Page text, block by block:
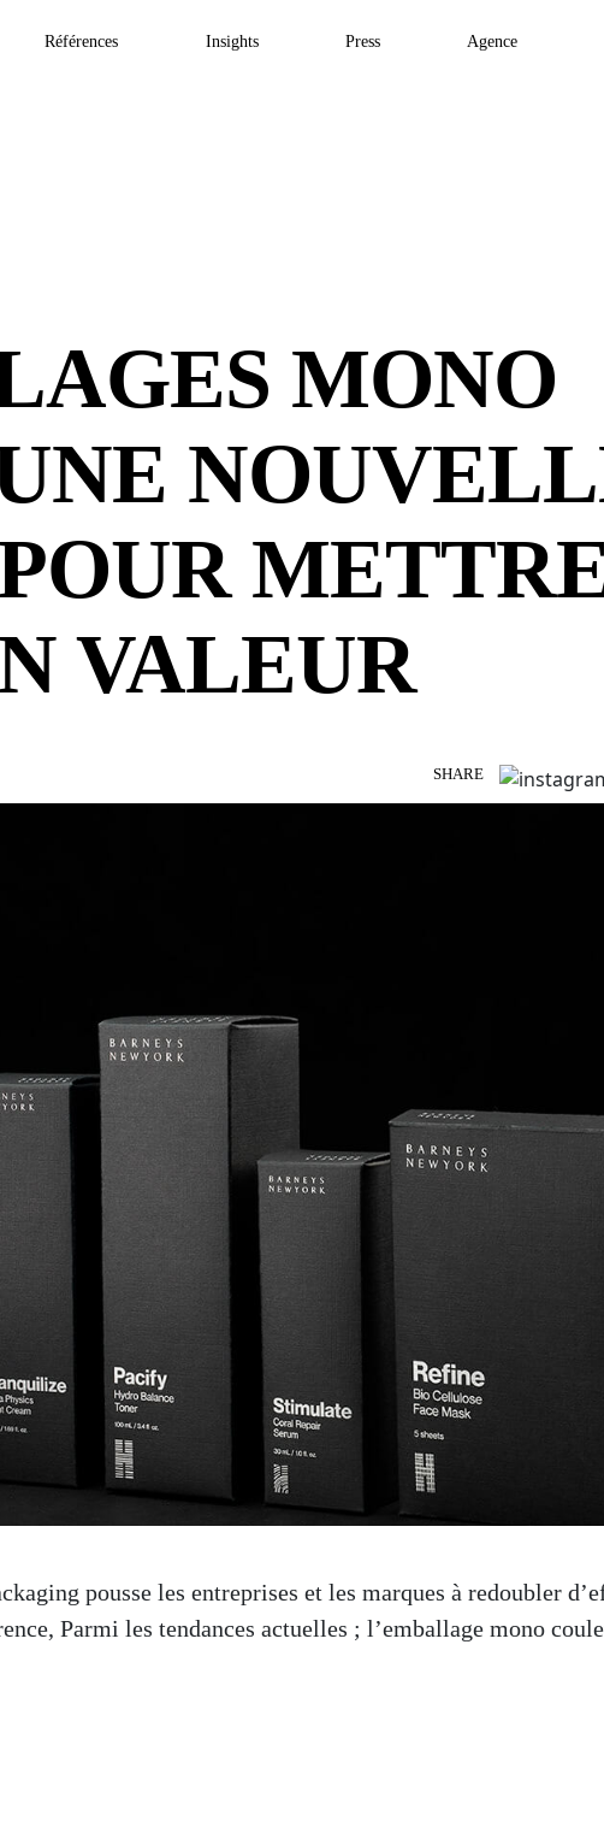
Références Insights Press Agence
MONO
VALEUR
SHARE
pousse les entreprises et les marques à redoubler
Parmi les tendances actuelles ; l’emballage mono